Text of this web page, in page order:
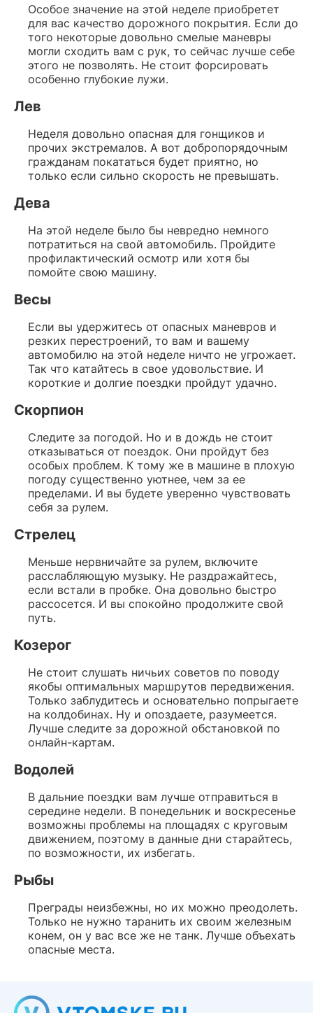
Особое значение на этой неделе приобретет
для вас качество дорожного покрытия. Если до
того некоторые довольно смелые маневры
могли сходить вам с рук, то сейчас лучше себе
этого не позволять. Не стоит форсировать
особенно глубокие лужи.
Лев
Неделя довольно опасная для гонщиков и
прочих экстремалов. А вот добропорядочным
гражданам покататься будет приятно, но
только если сильно скорость не превышать.
Дева
На этой неделе было бы невредно немного
потратиться на свой автомобиль. Пройдите
профилактический осмотр или хотя бы
помойте свою машину.
Весы
Если вы удержитесь от опасных маневров и
резких перестроений, то вам и вашему
автомобилю на этой неделе ничто не угрожает.
Так что катайтесь в свое удовольствие. И
короткие и долгие поездки пройдут удачно.
Скорпион
Следите за погодой. Но и в дождь не стоит
отказываться от поездок. Они пройдут без
особых проблем. К тому же в машине в плохую
погоду существенно уютнее, чем за ее
пределами. И вы будете уверенно чувствовать
себя за рулем.
Стрелец
Меньше нервничайте за рулем, включите
расслабляющую музыку. Не раздражайтесь,
если встали в пробке. Она довольно быстро
рассосется. И вы спокойно продолжите свой
путь.
Козерог
Не стоит слушать ничьих советов по поводу
якобы оптимальных маршрутов передвижения.
Только заблудитесь и основательно попрыгаете
на колдобинах. Ну и опоздаете, разумеется.
Лучше следите за дорожной обстановкой по
онлайн-картам.
Водолей
В дальние поездки вам лучше отправиться в
середине недели. В понедельник и воскресенье
возможны проблемы на площадях с круговым
движением, поэтому в данные дни старайтесь,
по возможности, их избегать.
Рыбы
Преграды неизбежны, но их можно преодолеть.
Только не нужно таранить их своим железным
конем, он у вас все же не танк. Лучше объехать
опасные места.